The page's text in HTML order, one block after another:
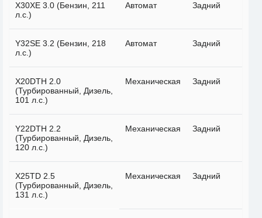
X30XE 3.0 (Бензин, 211
л.с.)
Автомат Задний
Y32SE 3.2 (Бензин, 218
л.с.)
Автомат Задний
X20DTH 2.0
(Турбированный, Дизель,
101 л.с.)
Механическая Задний
Y22DTH 2.2
(Турбированный, Дизель,
120 л.с.)
Механическая Задний
X25TD 2.5
(Турбированный, Дизель,
131 л.с.)
Механическая Задний